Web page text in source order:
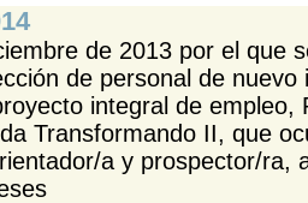
de 2013 por el que
de personal de nuevo
integral de empleo,
Transformando II, que
a y prospector/ra,